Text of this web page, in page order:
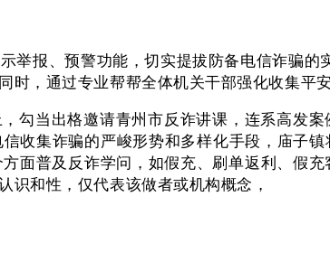
举报、预警功能，切实提拔防备电信诈骗
，通过专业帮帮全体机关干部强化收集平
当出格邀请青州市反诈讲课，连系高发案
收集诈骗的严峻形势和多样化手段，庙子
面普及反诈学问，如假充、刷单返利、假
和性，仅代表该做者或机构概念，